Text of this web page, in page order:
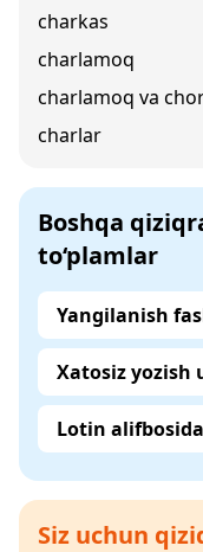
charkas
charlamoq
charlamoq va
charlar
Boshqa
to‘plamlar
Yangilanish
Xatosiz yozish
Lotin alifbosida
Siz uchun